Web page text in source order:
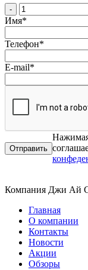
-
Имя*
Телефон*
E-mail*
Компания Джи Ай
Главная
О компании
Контакты
Новости
Акции
Обзоры